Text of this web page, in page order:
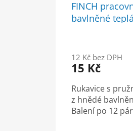
FINCH
bavlněné
12 Kč bez DPH
15 Kč
Rukavice s
z hnědé
Balení po 12